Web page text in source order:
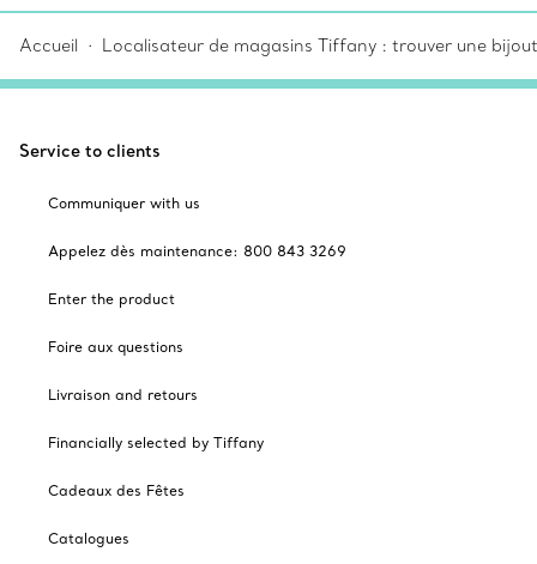
Accueil Localisateur de magasins Tiffany : trouver une
Service to clients
Communiquer with us
Appelez dès maintenance: 800 843 3269
Enter the product
Foire aux questions
Livraison and retours
Financially selected by Tiffany
Cadeaux des Fêtes
Catalogues